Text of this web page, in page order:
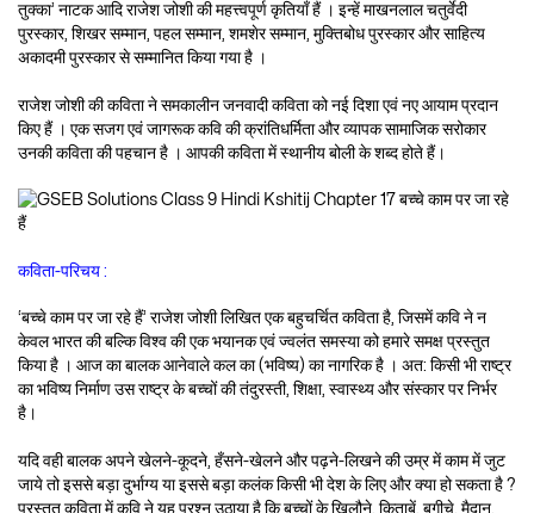
तुक्का’ नाटक आदि राजेश जोशी की महत्त्वपूर्ण कृतियाँ हैं । इन्हें माखनलाल चतुर्वेदी
पुरस्कार, शिखर सम्मान, पहल सम्मान, शमशेर सम्मान, मुक्तिबोध पुरस्कार और साहित्य
अकादमी पुरस्कार से सम्मानित किया गया है ।
राजेश जोशी की कविता ने समकालीन जनवादी कविता को नई दिशा एवं नए आयाम प्रदान
किए हैं । एक सजग एवं जागरूक कवि की क्रांतिधर्मिता और व्यापक सामाजिक सरोकार
उनकी कविता की पहचान है । आपकी कविता में स्थानीय बोली के शब्द होते हैं।
कविता-परिचय :
‘बच्चे काम पर जा रहे हैं’ राजेश जोशी लिखित एक बहुचर्चित कविता है, जिसमें कवि ने न
केवल भारत की बल्कि विश्व की एक भयानक एवं ज्वलंत समस्या को हमारे समक्ष प्रस्तुत
किया है । आज का बालक आनेवाले कल का (भविष्य) का नागरिक है । अत: किसी भी राष्ट्र
का भविष्य निर्माण उस राष्ट्र के बच्चों की तंदुरस्ती, शिक्षा, स्वास्थ्य और संस्कार पर निर्भर
है।
यदि वही बालक अपने खेलने-कूदने, हँसने-खेलने और पढ़ने-लिखने की उम्र में काम में जुट
जाये तो इससे बड़ा दुर्भाग्य या इससे बड़ा कलंक किसी भी देश के लिए और क्या हो सकता है ?
प्रस्तुत कविता में कवि ने यह प्रश्न उठाया है कि बच्चों के खिलौने, किताबें, बगीचे, मैदान,